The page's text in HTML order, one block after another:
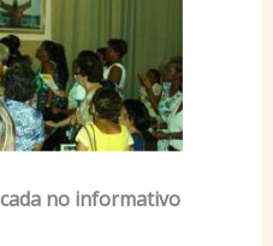
no informativo